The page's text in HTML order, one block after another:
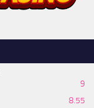
9
8.55